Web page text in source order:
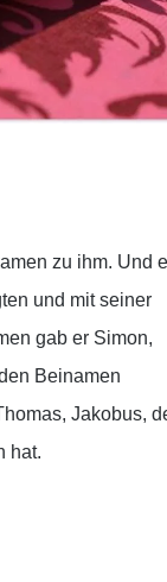
zu ihm. Und
und mit seiner
gab er Simon,
Beinamen
Jakobus,
hat.